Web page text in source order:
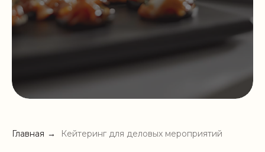
Главная → Кейтеринг для деловых мероприятий